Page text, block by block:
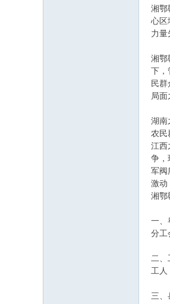
湘鄂
心区
力量
湘鄂
下，
民
局
湖南
农民
江西
争，
军阀
激动
湘鄂
一、
分工
二
工人
三、